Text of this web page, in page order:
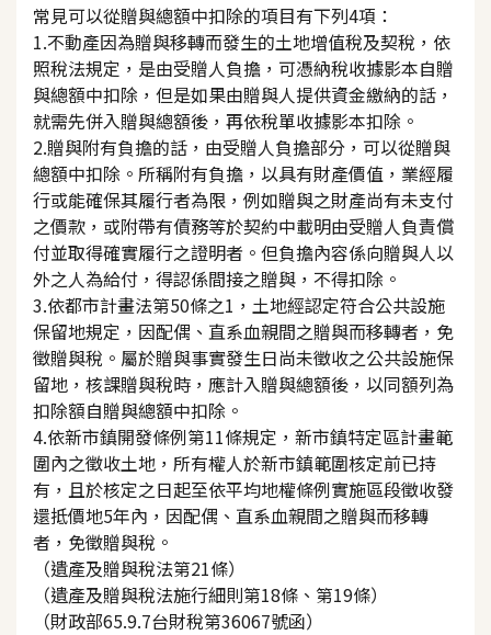
常見可以從贈與總額中扣除的項目有下列4項：
1.不動產因為贈與移轉而發生的土地增值稅及契稅，依
照稅法規定，是由受贈人負擔，可憑納稅收據影本自贈
與總額中扣除，但是如果由贈與人提供資金繳納的話，
就需先併入贈與總額後，再依稅單收據影本扣除。
2.贈與附有負擔的話，由受贈人負擔部分，可以從贈與
總額中扣除。所稱附有負擔，以具有財產價值，業經履
行或能確保其履行者為限，例如贈與之財產尚有未支付
之價款，或附帶有債務等於契約中載明由受贈人負責償
付並取得確實履行之證明者。但負擔內容係向贈與人以
外之人為給付，得認係間接之贈與，不得扣除。
3.依都市計畫法第50條之1，土地經認定符合公共設施
保留地規定，因配偶、直系血親間之贈與而移轉者，免
徵贈與稅。屬於贈與事實發生日尚未徵收之公共設施保
留地，核課贈與稅時，應計入贈與總額後，以同額列為
扣除額自贈與總額中扣除。
4.依新市鎮開發條例第11條規定，新市鎮特定區計畫範
圍內之徵收土地，所有權人於新市鎮範圍核定前已持
有，且於核定之日起至依平均地權條例實施區段徵收發
還抵價地5年內，因配偶、直系血親間之贈與而移轉
者，免徵贈與稅。
（遺產及贈與稅法第21條）
（遺產及贈與稅法施行細則第18條、第19條）
（財政部65.9.7台財稅第36067號函）